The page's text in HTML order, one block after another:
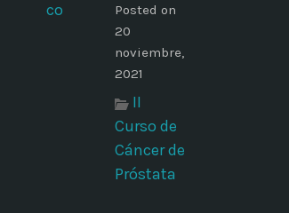
Posted on
20
noviembre,
2021
II
Curso de
Cáncer de
Próstata